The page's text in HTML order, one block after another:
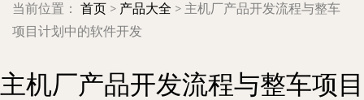
当前位置： 首页 > 产品大全 > 主机厂产品开发流程与整车
项目计划中的软件开发
主机厂产品开发流程与整车项目